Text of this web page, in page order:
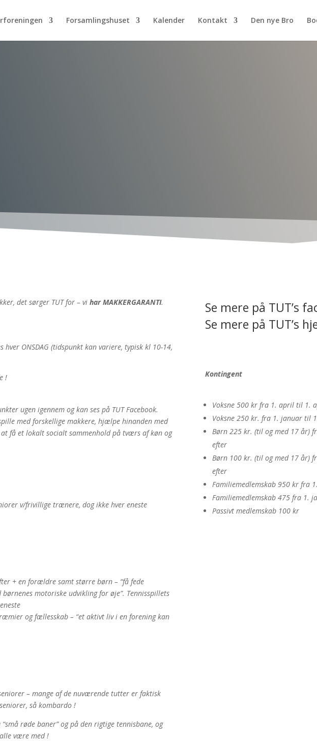
Forsamlingshuset Kalender Kontakt Den nye Bro
det sørger TUT for – vihar MAKKERGARANTI.
ONSDAG (tidspunkt kan variere, typisk kl 10-14,
!
ugen igennem og kan ses på TUT Facebook.
med forskellige makkere, hjælpe hinanden med
få et lokalt socialt sammenhold på tværs af køn og
v/frivillige trænere, dog ikke hver eneste
+ en forældre samt større børn – “få fede
motoriske udvikling for øje”. Tennisspillets
og fællesskab – “et aktivt liv i en forening kan
– mange af de nuværende tutter er faktisk
så kombardo !
røde baner” og på den rigtige tennisbane, og
være med !
Se mere på TUT’s
Se mere på TUT’s
Kontingent
Voksne 500 kr fra 1. april til 1.
Voksne 250 kr. fra 1. januar til
Børn 225 kr. (til og med 17 år)
efter
Børn 100 kr. (til og med 17 år)
efter
Familiemedlemskab 950 kr fra
Familiemedlemskab 475 fra 1.
Passivt medlemskab 100 kr